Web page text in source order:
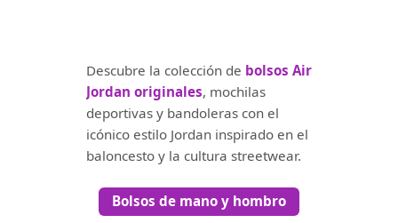
Descubre la colección de bolsos Air
Jordan originales, mochilas
deportivas y bandoleras con el
icónico estilo Jordan inspirado en el
baloncesto y la cultura streetwear.
Bolsos de mano y hombro